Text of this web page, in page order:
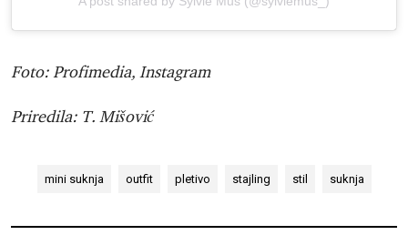
Foto: Profimedia, Instagram
Priredila: T. Mišović
mini suknja outfit pletivo stajling stil suknja